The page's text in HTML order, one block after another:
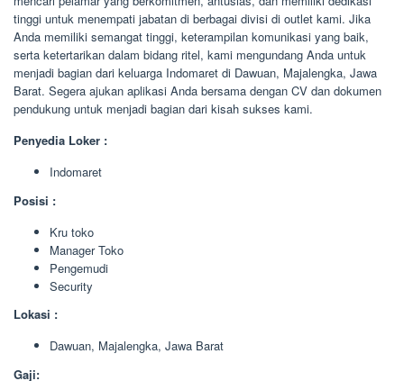
tinggi untuk menempati jabatan di berbagai divisi di outlet kami. Jika
Anda memiliki semangat tinggi, keterampilan komunikasi yang baik,
serta ketertarikan dalam bidang ritel, kami mengundang Anda untuk
menjadi bagian dari keluarga Indomaret di Dawuan, Majalengka, Jawa
Barat. Segera ajukan aplikasi Anda bersama dengan CV dan dokumen
pendukung untuk menjadi bagian dari kisah sukses kami.
Penyedia Loker :
Indomaret
Posisi :
Kru toko
Manager Toko
Pengemudi
Security
Lokasi :
Dawuan, Majalengka, Jawa Barat
Gaji: